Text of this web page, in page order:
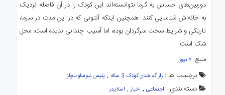
دوربین‌های حساس به گرما نتوانسته‌اند این کودک را در آن فاصله نزدیک
به خانه‌اش شناسایی کنند. همچنین اینکه آنتونی که در این مدت در سرما،
تاریکی و شرایط سخت سرگردان بوده، اما آسیب چندانی ندیده است، محل
شک است.
منبع: ۷ نیوز
برچسب ها : راز گم شدن کودک 3 ساله , پلیس نیوساوت‌ولز
دسته بندی : اجتماعی, اخبار, اسلایدر